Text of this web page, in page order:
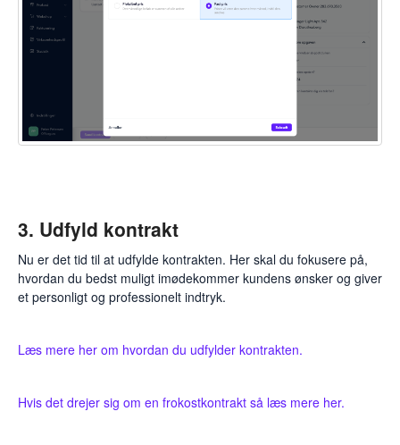
3. Udfyld kontrakt
Nu er det tid til at udfylde kontrakten. Her skal du fokusere på,
hvordan du bedst muligt imødekommer kundens ønsker og giver
et personligt og professionelt indtryk.
Læs mere her om hvordan du udfylder kontrakten.
Hvis det drejer sig om en frokostkontrakt så læs mere her.